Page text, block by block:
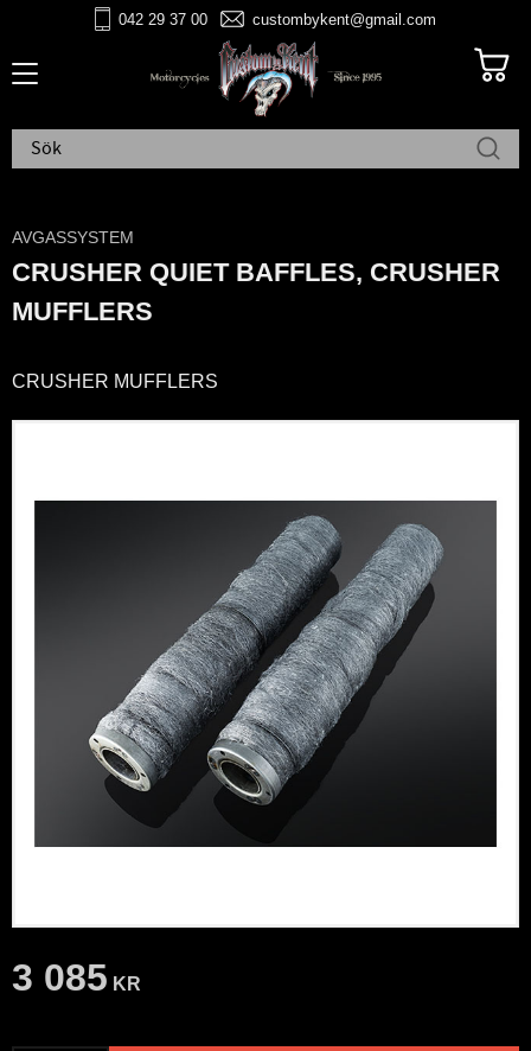
042 29 37 00 custombykent@gmail.com
AVGASSYSTEM
CRUSHER QUIET BAFFLES, CRUSHER
MUFFLERS
CRUSHER MUFFLERS
3 085 KR